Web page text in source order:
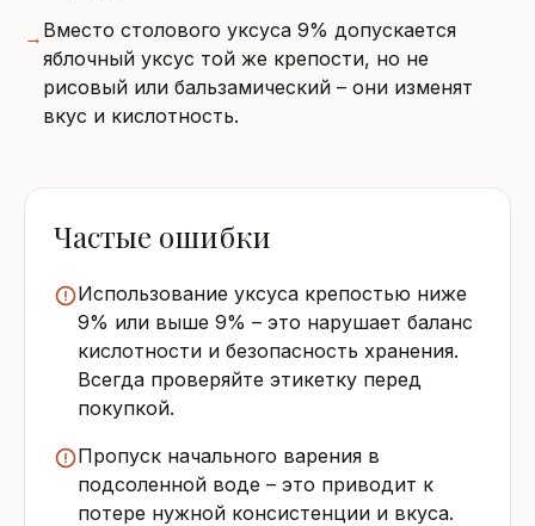
→ Вместо столового уксуса 9% допускается
яблочный уксус той же крепости, но не
рисовый или бальзамический – они изменят
вкус и кислотность.
Частые ошибки
Использование уксуса крепостью ниже
9% или выше 9% – это нарушает баланс
кислотности и безопасность хранения.
Всегда проверяйте этикетку перед
покупкой.
Пропуск начального варения в
подсоленной воде – это приводит к
потере нужной консистенции и вкуса.